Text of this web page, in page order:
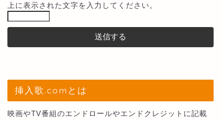
上に表示された文字を入力してください。
挿入歌.comとは
映画やTV番組のエンドロールやエンドクレジットに記載